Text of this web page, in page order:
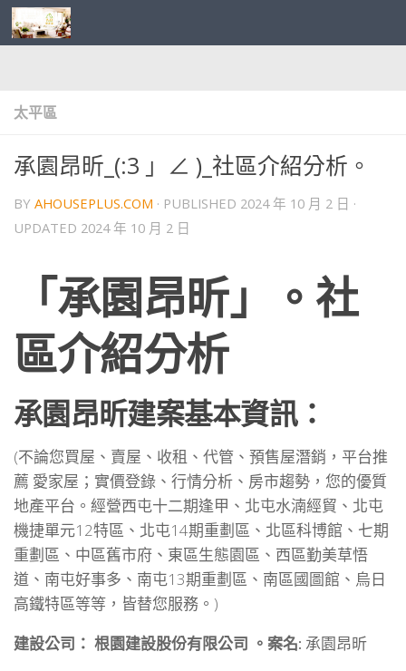
Skip to content
太平區
承園昂昕_(:3 」∠ )_社區介紹分析。
BY AHOUSEPLUS.COM · PUBLISHED 2024 年 10 月 2 日 ·
UPDATED 2024 年 10 月 2 日
「承園昂昕」。社
區介紹分析
承園昂昕建案基本資訊：
(不論您買屋、賣屋、收租、代管、預售屋潛銷，平台推
薦 愛家屋；實價登錄、行情分析、房市趨勢，您的優質
地產平台。經營西屯十二期逢甲、北屯水湳經貿、北屯
機捷單元12特區、北屯14期重劃區、北區科博館、七期
重劃區、中區舊市府、東區生態園區、西區勤美草悟
道、南屯好事多、南屯13期重劃區、南區國圖館、烏日
高鐵特區等等，皆替您服務。)
建設公司： 根園建設股份有限公司 。案名: 承園昂昕